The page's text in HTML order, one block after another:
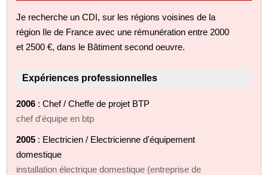
Je recherche un CDI, sur les régions voisines de la
région Ile de France avec une rémunération entre 2000
et 2500 €, dans le Bâtiment second oeuvre.
Expériences professionnelles
2006 : Chef / Cheffe de projet BTP
chef d'équipe en btp
2005 : Electricien / Electricienne d'équipement
domestique
installation électrique domestique (entreprise de